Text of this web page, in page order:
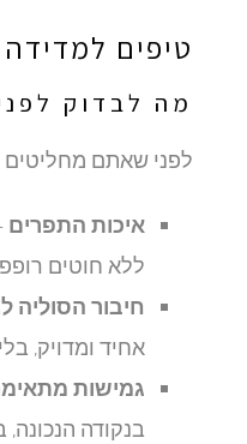
טיפים למדידה
מה לבדוק לפני
לפני שאתם מחליטים
איכות התפרים–
ללא חוטים
חיבור הסוליה
אחיד ומדויק,
גמישות מתאימה
בנקודה הנכונה,